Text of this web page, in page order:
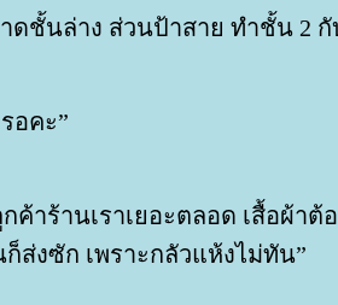
ดชั้นล่าง ส่วนป้าสาย ทำชั้น 2 กั
อคะ”
ค้าร้านเราเยอะตลอด เสื้อผ้าต้
ส่งซัก เพราะกลัวแห้งไม่ทัน”